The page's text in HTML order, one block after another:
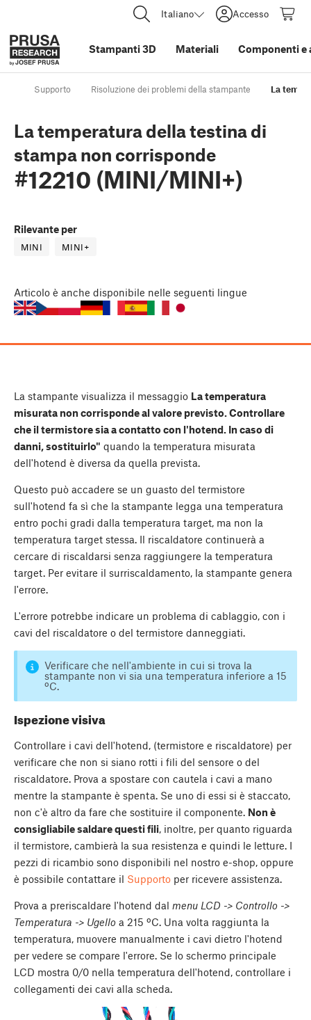
Italiano Accesso
Stampanti 3D Materiali Componenti e
Supporto Risoluzione dei problemi della stampante La
La temperatura della testina di
stampa non corrisponde
#12210 (MINI/MINI+)
Rilevante per
MINI MINI+
Articolo è anche disponibile nelle seguenti lingue
La stampante visualizza il messaggio La temperatura
misurata non corrisponde al valore previsto. Controllare
che il termistore sia a contatto con l'hotend. In caso di
danni, sostituirlo" quando la temperatura misurata
dell'hotend è diversa da quella prevista.
Questo può accadere se un guasto del termistore
sull'hotend fa sì che la stampante legga una temperatura
entro pochi gradi dalla temperatura target, ma non la
temperatura target stessa. Il riscaldatore continuerà a
cercare di riscaldarsi senza raggiungere la temperatura
target. Per evitare il surriscaldamento, la stampante genera
l'errore.
L'errore potrebbe indicare un problema di cablaggio, con i
cavi del riscaldatore o del termistore danneggiati.
Verificare che nell'ambiente in cui si trova la
stampante non vi sia una temperatura inferiore a 15
ºC.
Ispezione visiva
Controllare i cavi dell'hotend, (termistore e riscaldatore) per
verificare che non si siano rotti i fili del sensore o del
riscaldatore. Prova a spostare con cautela i cavi a mano
mentre la stampante è spenta. Se uno di essi si è staccato,
non c'è altro da fare che sostituire il componente. Non è
consigliabile saldare questi fili, inoltre, per quanto riguarda
il termistore, cambierà la sua resistenza e quindi le letture. I
pezzi di ricambio sono disponibili nel nostro e-shop, oppure
è possibile contattare il Supporto per ricevere assistenza.
Prova a preriscaldare l'hotend dal menu LCD -> Controllo ->
Temperatura -> Ugello a 215 ºC. Una volta raggiunta la
temperatura, muovere manualmente i cavi dietro l'hotend
per vedere se compare l'errore. Se lo schermo principale
LCD mostra 0/0 nella temperatura dell'hotend, controllare i
collegamenti dei cavi alla scheda.